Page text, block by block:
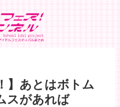
】あとはボトム
スがあれば